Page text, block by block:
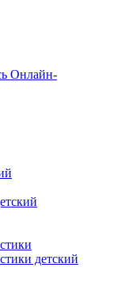
Онлайн-
детский